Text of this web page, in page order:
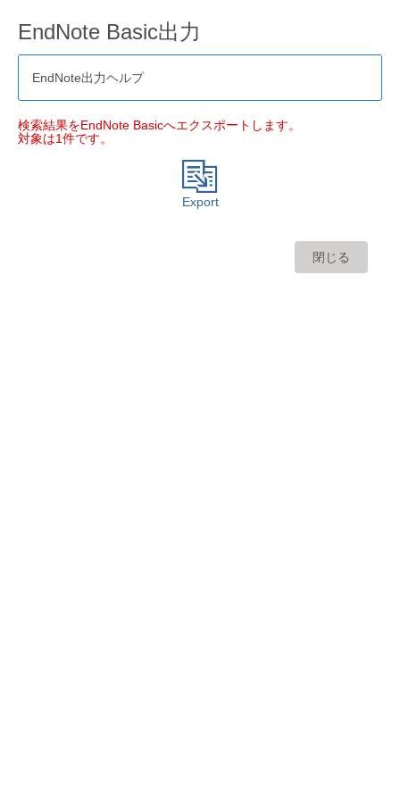
EndNote Basic出力
EndNote出力ヘルプ
検索結果をEndNote Basicへエクスポートします。
対象は1件です。
Export